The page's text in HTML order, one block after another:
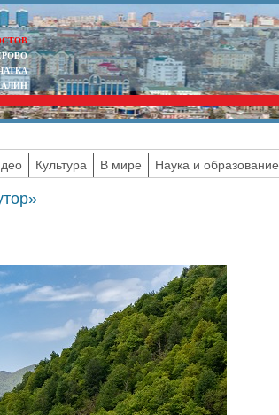
Культура В мире Наука и образование